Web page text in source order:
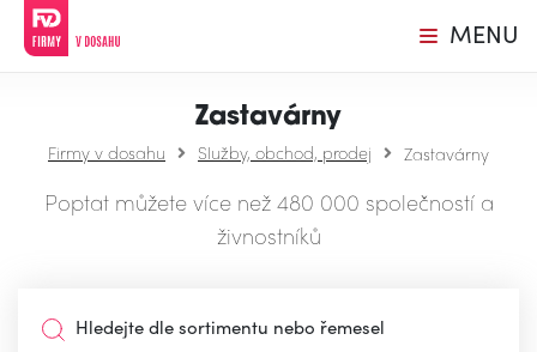
MENU
Zastavárny
Firmy v dosahu Služby, obchod, prodej Zastavárny
Poptat můžete více než 480 000 společností a
živnostníků
Hledejte dle sortimentu nebo řemesel